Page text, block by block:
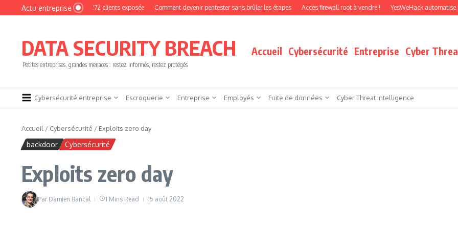
Aller au contenu
Actu entreprise
: une base de 16 272 clients exposée Comment devenir pentester sans brûler les étapes Accès firewall root à vendre ! YesWeHack automatise le
DATA SECURITY BREACH
Petites entreprises, grandes menaces : restez informés, restez protégés
Accueil Cybersécurité Entreprise Cyber
Cybersécurité entreprise Escroquerie Entreprise Employés Fuite de données Cyber Threat Intelligence
Accueil / Cybersécurité / Exploits zero day
backdoor Cybersécurité
Exploits zero day
Par Damien Bancal 1 Mins Read 15 août 2022